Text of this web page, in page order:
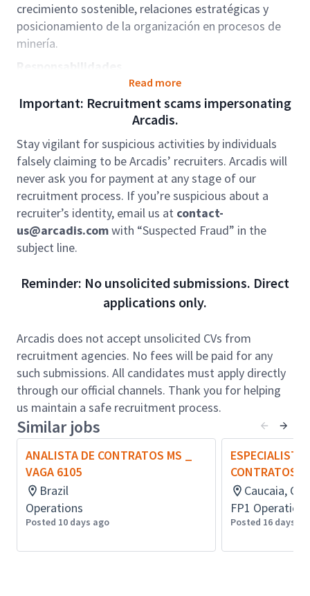
crecimiento sostenible, relaciones estratégicas y
posicionamiento de la organización en procesos de
minería.
Responsabilidades
Desarrollar e implementar la estrategia de
cuenta:
Liderar la definición e implementación de estrategias
comerciales para clientes del sector minero,
alineadas con los objetivos de negocio y las
estrategias del mercado. La posición requiere
comprender las tendencias de la industria, así como
los factores financieros y operacionales que impulsan
el crecimiento y la toma de decisiones de los
clientes.
Impulsar el crecimiento sostenible de la cuenta
mediante la identificación temprana de necesidades
y oportunidades de negocio, anticipándose a los
procesos de licitación. Será responsable de fortalecer
las relaciones con los clientes y contribuir al
cumplimiento de los objetivos de reservas, margen
bruto, EBITA y otros indicadores clave de
desempeño.
Calificaciones y Experiencia:
Ingeniero/a civil (titulado/a)
15 años de experiencia en proyectos de
ingeniería para minería (excluyente).
Experiencia comprobable en desarrollo de
negocios en procesos mineros.
Experiencia previa como Administrador/a de
Read more
Important: Recruitment scams impersonating
Arcadis.
Stay vigilant for suspicious activities by individuals
falsely claiming to be Arcadis’ recruiters. Arcadis will
never ask you for payment at any stage of our
recruitment process. If you’re suspicious about a
recruiter’s identity, email us at contact-
us@arcadis.comwith “Suspected Fraud” in the
subject line.
Reminder: No unsolicited submissions. Direct
applications only.
Arcadis does not accept unsolicited CVs from
recruitment agencies. No fees will be paid for any
such submissions. All candidates must apply directly
through our official channels. Thank you for helping
us maintain a safe recruitment process.
Similar jobs
ANALISTA DE CONTRATOS MS _
VAGA 6105
Brazil
Operations
Posted 10 days ago
ESPECIALISTA
Caucaia,
FP1 Operations
Posted 16 days